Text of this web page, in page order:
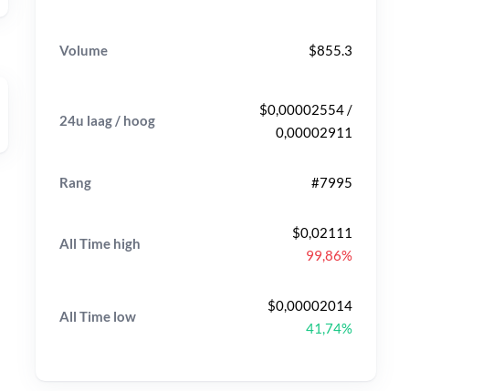
Volume $855.3
24u laag / hoog
$0,00002554 /
0,00002911
Rang #7995
All Time high
$0,02111
99,86%
All Time low
$0,00002014
41,74%